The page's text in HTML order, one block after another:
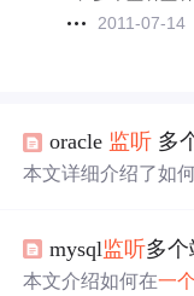
2011-07-14
oracle 监听 多
本文详细介绍了如
件，并提供具体操
mysql监听多个
本文介绍如何在一